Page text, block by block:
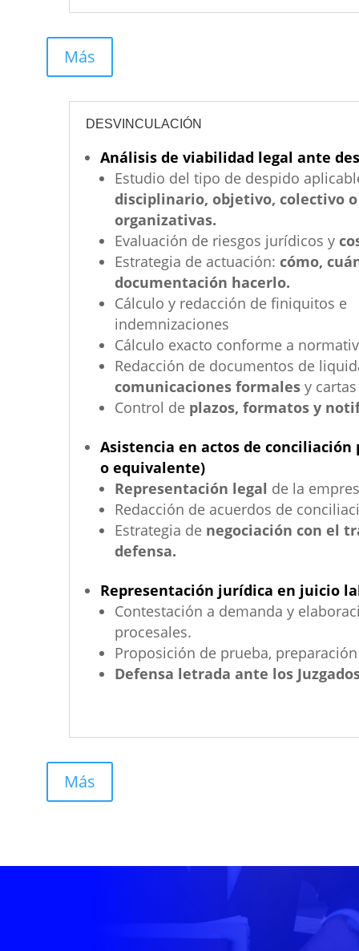
Más
DESVINCULACIÓN
Análisis de viabilidad legal ante
Estudio del tipo de despido
disciplinario, objetivo, colectivo o
organizativas.
Evaluación de riesgos jurídicos y
Estrategia de actuación:cómo,
documentación hacerlo.
Cálculo y redacción de finiquitos e
indemnizaciones
Cálculo exacto conforme a
Redacción de documentos de
comunicaciones formales y
Control de plazos, formatos y
Asistencia en actos de conciliación
o equivalente)
Representación legal de la
Redacción de acuerdos de
Estrategia de negociación con el
defensa.
Representación jurídica en juicio
Contestación a demanda y
procesales.
Proposición de prueba,
Defensa letrada ante los
Más